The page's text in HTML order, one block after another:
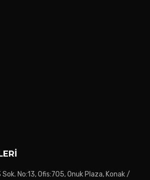
Sok. No:13, Ofis:705, Onuk Plaza, Konak /